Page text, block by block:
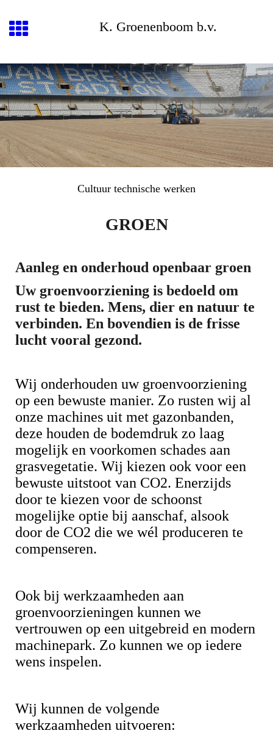
K. Groenenboom b.v.
Cultuur technische werken
GROEN
Aanleg en onderhoud openbaar groen
Uw groenvoorziening is bedoeld om
rust te bieden. Mens, dier en natuur te
verbinden. En bovendien is de frisse
lucht vooral gezond.
Wij onderhouden uw groenvoorziening
op een bewuste manier. Zo rusten wij al
onze machines uit met gazonbanden,
deze houden de bodemdruk zo laag
mogelijk en voorkomen schades aan
grasvegetatie. Wij kiezen ook voor een
bewuste uitstoot van CO2. Enerzijds
door te kiezen voor de schoonst
mogelijke optie bij aanschaf, alsook
door de CO2 die we wél produceren te
compenseren.
Ook bij werkzaamheden aan
groenvoorzieningen kunnen we
vertrouwen op een uitgebreid en modern
machinepark. Zo kunnen we op iedere
wens inspelen.
Wij kunnen de volgende
werkzaamheden uitvoeren: